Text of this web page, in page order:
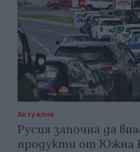
Актуално
Русия започна да
продукти от Южна